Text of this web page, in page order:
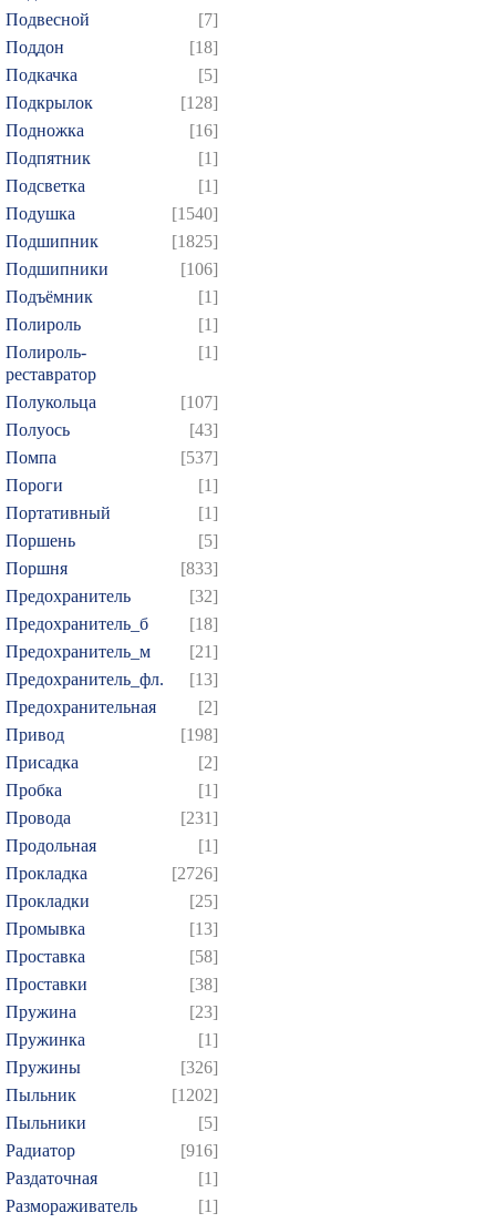
Подвесной
[7]
Поддон
[18]
Подкачка
[5]
Подкрылок
[128]
Подножка
[16]
Подпятник
[1]
Подсветка
[1]
Подушка
[1540]
Подшипник
[1825]
Подшипники
[106]
Подъёмник
[1]
Полироль
[1]
Полироль-
реставратор
[1]
Полукольца
[107]
Полуось
[43]
Помпа
[537]
Пороги
[1]
Портативный
[1]
Поршень
[5]
Поршня
[833]
Предохранитель
[32]
Предохранитель_б
[18]
Предохранитель_м
[21]
Предохранитель_фл.
[13]
Предохранительная
[2]
Привод
[198]
Присадка
[2]
Пробка
[1]
Провода
[231]
Продольная
[1]
Прокладка
[2726]
Прокладки
[25]
Промывка
[13]
Проставка
[58]
Проставки
[38]
Пружина
[23]
Пружинка
[1]
Пружины
[326]
Пыльник
[1202]
Пыльники
[5]
Радиатор
[916]
Раздаточная
[1]
Размораживатель
[1]